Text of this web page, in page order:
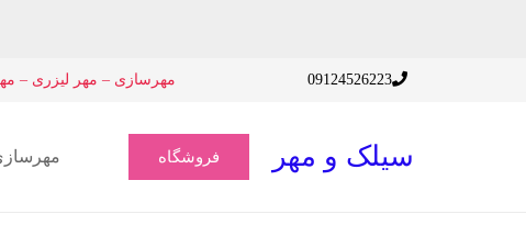
09124526223 مهرسازی – مهر لیزری –
سیلک و مهر فروشگاه